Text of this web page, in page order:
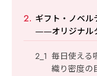
ギフト・ノベル
——オリジナル
毎日使え
織り密度の